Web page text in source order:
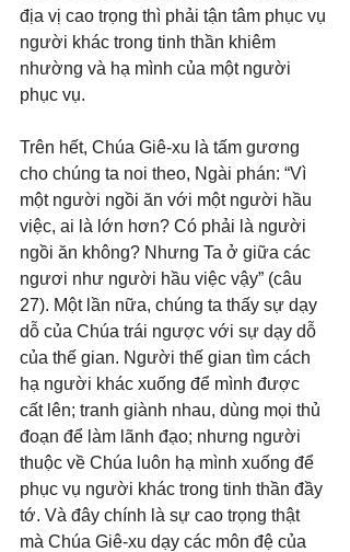
địa vị cao trọng thì phải tận tâm phục vụ
người khác trong tinh thần khiêm
nhường và hạ mình của một người
phục vụ.
Trên hết, Chúa Giê-xu là tấm gương
cho chúng ta noi theo, Ngài phán: “Vì
một người ngồi ăn với một người hầu
việc, ai là lớn hơn? Có phải là người
ngồi ăn không? Nhưng Ta ở giữa các
ngươi như người hầu việc vậy” (câu
27). Một lần nữa, chúng ta thấy sự dạy
dỗ của Chúa trái ngược với sự dạy dỗ
của thế gian. Người thế gian tìm cách
hạ người khác xuống để mình được
cất lên; tranh giành nhau, dùng mọi thủ
đoạn để làm lãnh đạo; nhưng người
thuộc về Chúa luôn hạ mình xuống để
phục vụ người khác trong tinh thần đầy
tớ. Và đây chính là sự cao trọng thật
mà Chúa Giê-xu dạy các môn đệ của